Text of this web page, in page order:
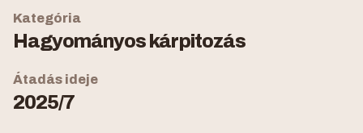
Kategória
Hagyományos kárpitozás
Átadás ideje
2025/7